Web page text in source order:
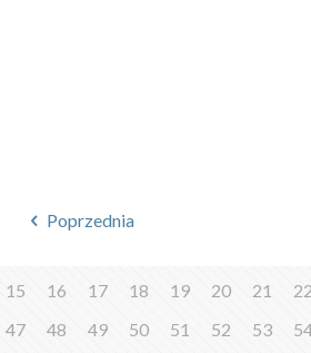
Poprzednia
15 16 17 18 19 20 21 22
47 48 49 50 51 52 53